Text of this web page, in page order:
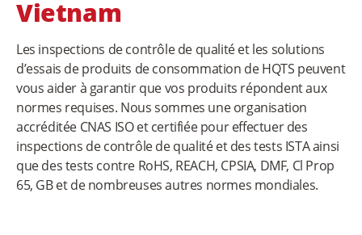
Vietnam
Les inspections de contrôle de qualité et les solutions
d’essais de produits de consommation de HQTS peuvent
vous aider à garantir que vos produits répondent aux
normes requises. Nous sommes une organisation
accréditée CNAS ISO et certifiée pour effectuer des
inspections de contrôle de qualité et des tests ISTA ainsi
que des tests contre RoHS, REACH, CPSIA, DMF, Cl Prop
65, GB et de nombreuses autres normes mondiales.